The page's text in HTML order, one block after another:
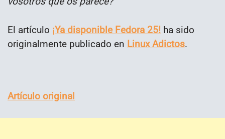
El artículo ¡Ya disponible Fedora 25! ha sido
originalmente publicado en Linux Adictos.
Artículo original